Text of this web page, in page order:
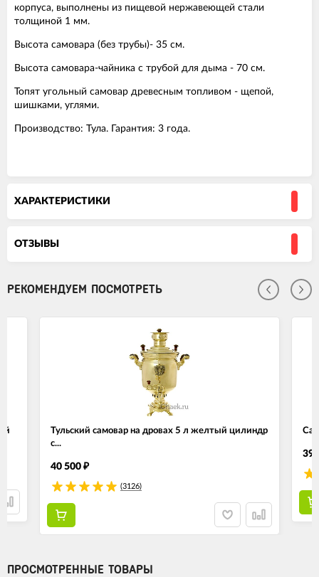
корпуса, выполнены из пищевой нержавеющей стали
толщиной 1 мм.
Высота самовара (без трубы)- 35 см.
Высота самовара-чайника с трубой для дыма - 70 см.
Топят угольный самовар древесным топливом - щепой,
шишками, углями.
Производство: Тула. Гарантия: 3 года.
ХАРАКТЕРИСТИКИ
ОТЗЫВЫ
РЕКОМЕНДУЕМ ПОСМОТРЕТЬ
Тульский самовар на дровах 5 л желтый цилиндр
с...
40 500 ₽
(3126)
39
ПРОСМОТРЕННЫЕ ТОВАРЫ